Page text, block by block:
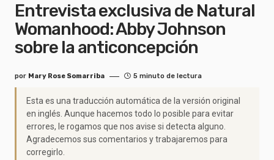
Entrevista exclusiva de Natural
Womanhood: Abby Johnson
sobre la anticoncepción
por Mary Rose Somarriba 5 minuto de lectura
Esta es una traducción automática de la versión original
en inglés. Aunque hacemos todo lo posible para evitar
errores, le rogamos que nos avise si detecta alguno.
Agradecemos sus comentarios y trabajaremos para
corregirlo.